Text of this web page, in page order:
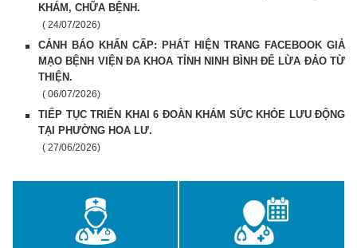
KHÁM, CHỮA BỆNH.
( 24/07/2026)
CẢNH BÁO KHẨN CẤP: PHÁT HIỆN TRANG FACEBOOK GIẢ
MẠO BỆNH VIỆN ĐA KHOA TỈNH NINH BÌNH ĐỂ LỪA ĐẢO TỪ
THIỆN.
( 06/07/2026)
TIẾP TỤC TRIỂN KHAI 6 ĐOÀN KHÁM SỨC KHỎE LƯU ĐỘNG
TẠI PHƯỜNG HOA LƯ.
( 27/06/2026)